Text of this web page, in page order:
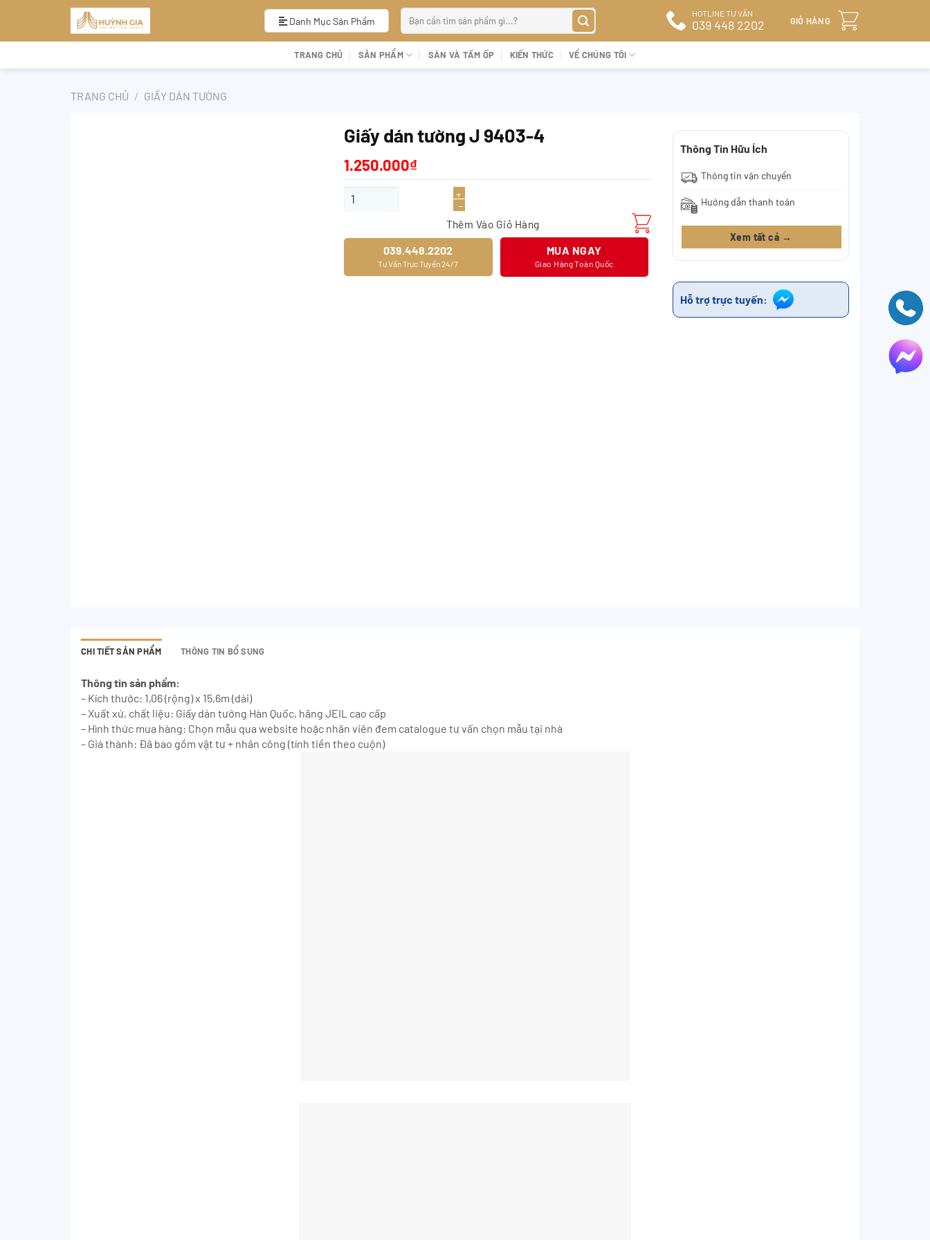
Danh Mục Sản Phẩm
kiếm:
HOTLINE TƯ VẤN
039 448 2202 GIỎ HÀNG
TRANG CHỦ SẢN PHẨM SÀN VÀ TẤM ỐP KIẾN THỨC VỀ CHÚNG TÔI
TRANG CHỦ / GIẤY DÁN TƯỜNG
Giấy dán tường J 9403-4
1.250.000₫
Giấy dán tường J 9403-4 số lượng
Thêm Vào Giỏ Hàng
039.448.2202
Tư Vấn Trực Tuyến 24/7
MUA NGAY
Giao Hàng Toàn Quốc
Thông Tin Hữu Ích
Thông tin vận chuyển
Hướng dẫn thanh toán
Xem tất cả →
Hỗ trợ trực tuyến:
CHI TIẾT SẢN PHẨM THÔNG TIN BỔ SUNG
Thông tin sản phẩm:
– Kích thước: 1,06 (rộng) x 15,6m (dài)
– Xuất xứ, chất liệu: Giấy dán tường Hàn Quốc, hãng JEIL cao cấp
– Hình thức mua hàng: Chọn mẫu qua website hoặc nhân viên đem catalogue tư vấn chọn mẫu tại nhà
– Giá thành: Đã bao gồm vật tư + nhân công (tính tiền theo cuộn)